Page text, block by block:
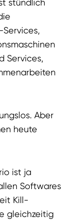
stündlich
Services,
Aber
heute
ist ja
Softwares
Kill-
gleichzeitig